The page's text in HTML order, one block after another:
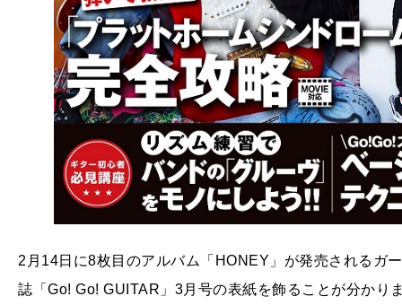
2月14日に8枚目のアルバム「HONEY」が発売されるガ
誌「Go! Go! GUITAR」3月号の表紙を飾ることが分か